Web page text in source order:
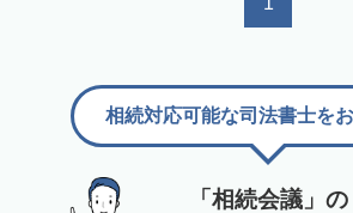
「相続会議」の
相続対応可能な司法書士を